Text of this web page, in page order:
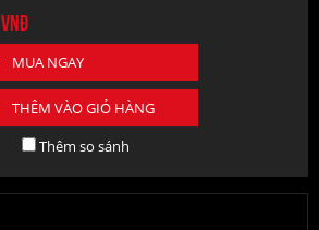
vnđ
MUA NGAY
THÊM VÀO GIỎ HÀNG
Thêm so sánh